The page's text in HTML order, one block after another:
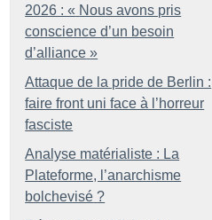
2026 : « Nous avons pris
conscience d’un besoin
d’alliance »
Attaque de la pride de Berlin :
faire front uni face à l’horreur
fasciste
Analyse matérialiste : La
Plateforme, l’anarchisme
bolchevisé ?